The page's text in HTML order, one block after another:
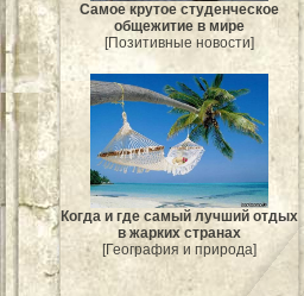
Самое крутое студенческое
общежитие в мире
[Позитивные новости]
Когда и где самый лучший отдых
в жарких странах
[География и природа]